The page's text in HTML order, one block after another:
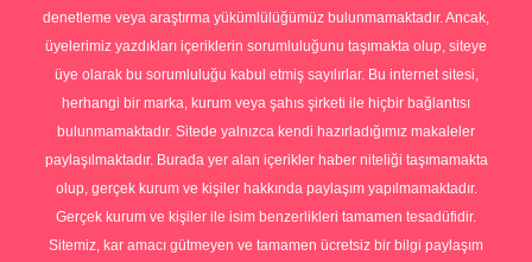
denetleme veya araştırma yükümlülüğümüz bulunmamaktadır. Ancak,
üyelerimiz yazdıkları içeriklerin sorumluluğunu taşımakta olup, siteye
üye olarak bu sorumluluğu kabul etmiş sayılırlar. Bu internet sitesi,
herhangi bir marka, kurum veya şahıs şirketi ile hiçbir bağlantısı
bulunmamaktadır. Sitede yalnızca kendi hazırladığımız makaleler
paylaşılmaktadır. Burada yer alan içerikler haber niteliği taşımamakta
olup, gerçek kurum ve kişiler hakkında paylaşım yapılmamaktadır.
Gerçek kurum ve kişiler ile isim benzerlikleri tamamen tesadüfidir.
Sitemiz, kar amacı gütmeyen ve tamamen ücretsiz bir bilgi paylaşım